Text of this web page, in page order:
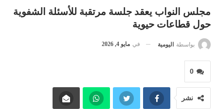
مجلس النواب يعقد جلسة مرتقبة للأسئلة الشفوية
حول قطاعات حيوية
بواسطة اليومية في مايو 4, 2026
0
نشر